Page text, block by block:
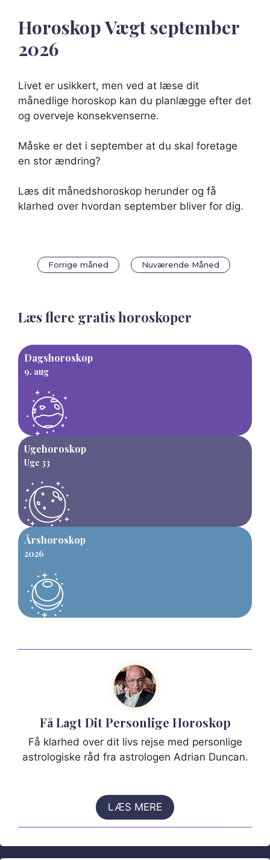
Horoskop Vægt september
2026
Livet er usikkert, men ved at læse dit
månedlige horoskop kan du planlægge efter det
og overveje konsekvenserne.
Måske er det i september at du skal foretage
en stor ændring?
Læs dit månedshoroskop herunder og få
klarhed over hvordan september bliver for dig.
Forrige måned Nuværende Måned
Læs flere gratis horoskoper
Dagshoroskop
9. aug
Ugehoroskop
Uge 33
Årshoroskop
2026
Få Lagt Dit Personlige Horoskop
Få klarhed over dit livs rejse med personlige
astrologiske råd fra astrologen Adrian Duncan.
LÆS MERE